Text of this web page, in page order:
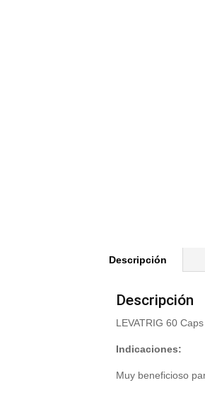
Descripción
Descripción
LEVATRIG 60 Caps
Indicaciones:
Muy beneficioso